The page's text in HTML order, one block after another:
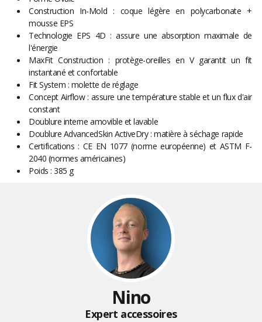
Construction In-Mold : coque légère en polycarbonate +
mousse EPS
Technologie EPS 4D : assure une absorption maximale de
l'énergie
MaxFit Construction : protège-oreilles en V garantit un fit
instantané et confortable
Fit System : molette de réglage
Concept Airflow : assure une température stable et un flux d'air
constant
Doublure interne amovible et lavable
Doublure AdvancedSkin ActiveDry : matière à séchage rapide
Certifications : CE EN 1077 (norme européenne) et ASTM F-
2040 (normes américaines)
Poids : 385 g
Nino
Expert accessoires